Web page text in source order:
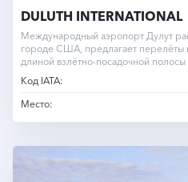
DULUTH INTERNATIONAL
Международный аэропорт Дулут
городе США, предлагает перелёты
длиной взлётно-посадочной
Код IATA:
Место: